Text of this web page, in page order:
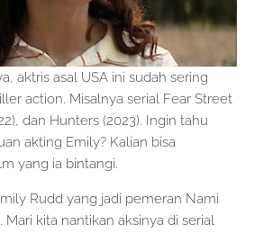
aktris asal USA ini sudah sering
action. Misalnya serial Fear Street
dan Hunters (2023). Ingin tahu
akting Emily? Kalian bisa
yang ia bintangi.
Rudd yang jadi pemeran Nami
Mari kita nantikan aksinya di serial